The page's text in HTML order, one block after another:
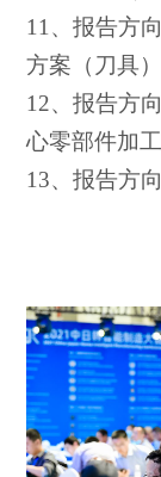
11、报告方
方案（刀具）
12、报告方向
心零部件加工
13、报告方